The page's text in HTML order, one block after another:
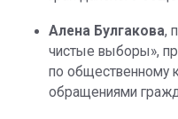
Алена Булгакова,
чистые выборы»,
по общественному
обращениями